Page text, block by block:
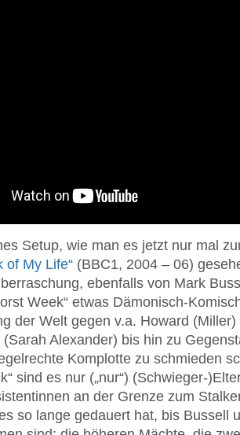
Setup, wie man es jetzt nur mal
of My Life“ (BBC1, 2004 – 06)
ebenfalls von Mark
Week“ etwas Dämonisch-
der Welt gegen v.a. Howard
Alexander) bis hin zu
Komplotte zu schmieden
sind es nur („nur“) (Schwieger-
an der Grenze zum
so lange gedauert hat, bis Bussell